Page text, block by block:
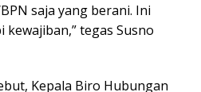
saja yang berani. Ini
tegas Susno
Kepala Biro Hubungan